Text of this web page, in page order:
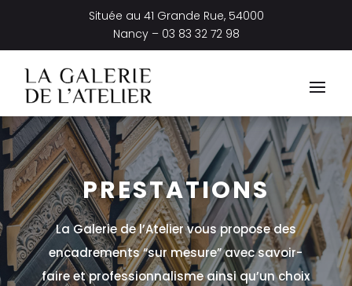
Située au 41 Grande Rue, 54000
Nancy – 03 83 32 72 98
PRESTATIONS
La Galerie de l’Atelier vous propose des
encadrements “sur mesure” avec savoir-
faire et professionnalisme ainsi qu’un choix